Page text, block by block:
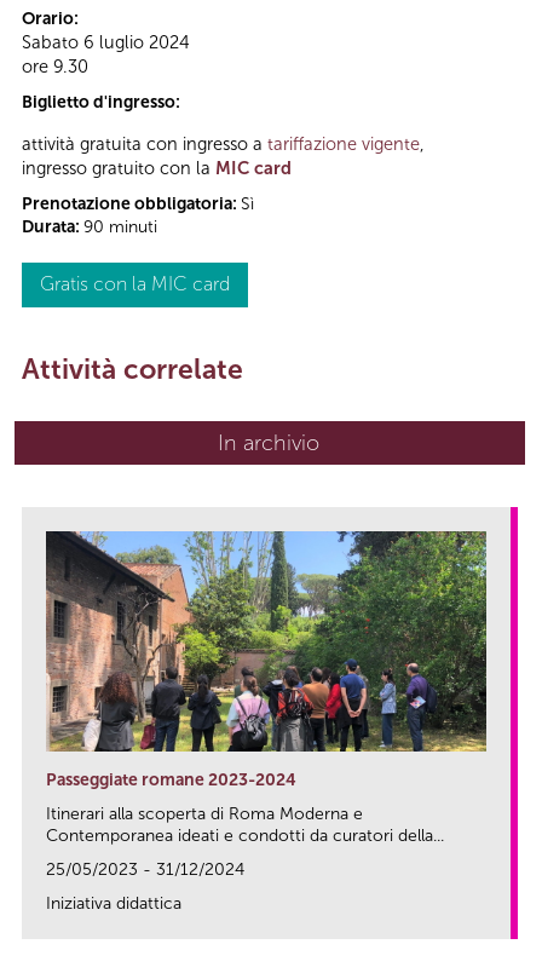
Orario:
Sabato 6 luglio 2024
ore 9.30
Biglietto d'ingresso:
attività gratuita con ingresso a tariffazione vigente,
ingresso gratuito con la MIC card
Prenotazione obbligatoria: Sì
Durata: 90 minuti
Gratis con la MIC card
Attività correlate
In archivio
Passeggiate romane 2023-2024
Itinerari alla scoperta di Roma Moderna e
Contemporanea ideati e condotti da curatori della...
25/05/2023 - 31/12/2024
Iniziativa didattica